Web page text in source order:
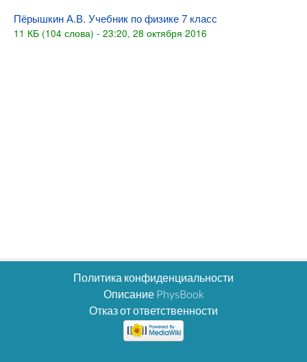
Пёрышкин А.В. Учебник по физике 7 класс
11 КБ (104 слова) - 23:20, 28 октября 2016
Политика конфиденциальности
Описание PhysBook
Отказ от ответственности